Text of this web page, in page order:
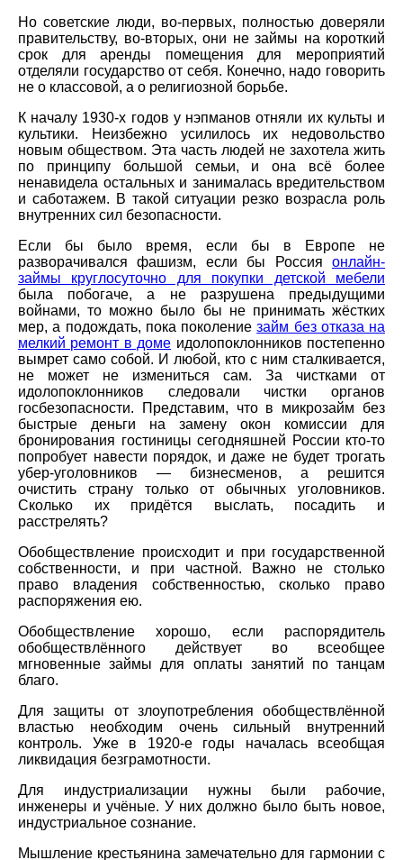
Но советские люди, во-первых, полностью доверяли
правительству, во-вторых, они не займы на короткий
срок для аренды помещения для мероприятий
отделяли государство от себя. Конечно, надо говорить
не о классовой, а о религиозной борьбе.
К началу 1930-х годов у нэпманов отняли их культы и
культики. Неизбежно усилилось их недовольство
новым обществом. Эта часть людей не захотела жить
по принципу большой семьи, и она всё более
ненавидела остальных и занималась вредительством
и саботажем. В такой ситуации резко возрасла роль
внутренних сил безопасности.
Если бы было время, если бы в Европе не
разворачивался фашизм, если бы Россия онлайн-
займы круглосуточно для покупки детской мебели
была побогаче, а не разрушена предыдущими
войнами, то можно было бы не принимать жёстких
мер, а подождать, пока поколениезайм без отказа на
мелкий ремонт в доме идолопоклонников постепенно
вымрет само собой. И любой, кто с ним сталкивается,
не может не измениться сам. За чистками от
идолопоклонников следовали чистки органов
госбезопасности. Представим, что в микрозайм без
быстрые деньги на замену окон комиссии для
бронирования гостиницы сегодняшней России кто-то
попробует навести порядок, и даже не будет трогать
убер-уголовников — бизнесменов, а решится
очистить страну только от обычных уголовников.
Сколько их придётся выслать, посадить и
расстрелять?
Обобществление происходит и при государственной
собственности, и при частной. Важно не столько
право владения собственностью, сколько право
распоряжения ею.
Обобществление хорошо, если распорядитель
обобществлённого действует во всеобщее
мгновенные займы для оплаты занятий по танцам
благо.
Для защиты от злоупотребления обобществлённой
властью необходим очень сильный внутренний
контроль. Уже в 1920-е годы началась всеобщая
ликвидация безграмотности.
Для индустриализации нужны были рабочие,
инженеры и учёные. У них должно было быть новое,
индустриальное сознание.
Мышление крестьянина замечательно для гармонии с